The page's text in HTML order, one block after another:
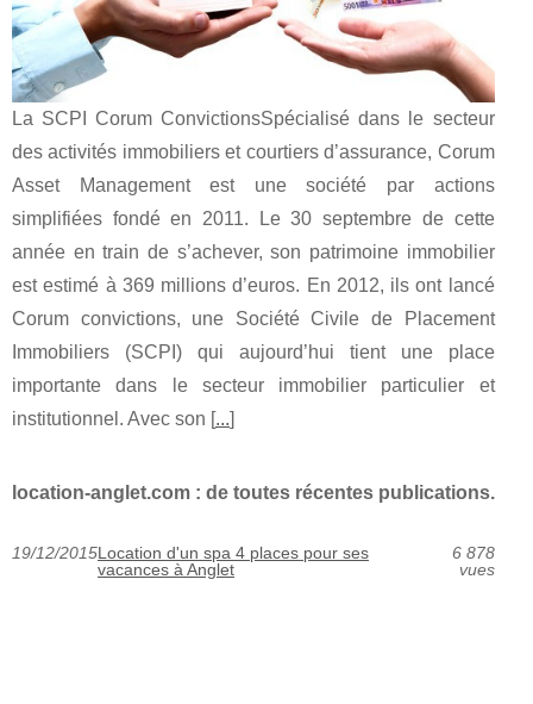
La SCPI Corum ConvictionsSpécialisé dans le secteur
des activités immobiliers et courtiers d’assurance, Corum
Asset Management est une société par actions
simplifiées fondé en 2011. Le 30 septembre de cette
année en train de s’achever, son patrimoine immobilier
est estimé à 369 millions d’euros. En 2012, ils ont lancé
Corum convictions, une Société Civile de Placement
Immobiliers (SCPI) qui aujourd’hui tient une place
importante dans le secteur immobilier particulier et
institutionnel. Avec son [...]
location-anglet.com : de toutes récentes publications.
19/12/2015Location d'un spa 4 places pour ses
vacances à Anglet
6 878
vues